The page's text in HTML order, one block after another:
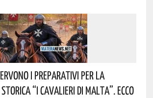
I Preparativi Per La
“I CAVALIERI DI MALTA”. Ecco